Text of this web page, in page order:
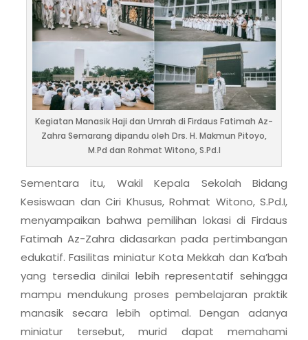
Kegiatan Manasik Haji dan Umrah di Firdaus Fatimah Az-
Zahra Semarang dipandu oleh Drs. H. Makmun Pitoyo,
M.Pd dan Rohmat Witono, S.Pd.I
Sementara itu, Wakil Kepala Sekolah Bidang
Kesiswaan dan Ciri Khusus, Rohmat Witono, S.Pd.I,
menyampaikan bahwa pemilihan lokasi di Firdaus
Fatimah Az-Zahra didasarkan pada pertimbangan
edukatif. Fasilitas miniatur Kota Mekkah dan Ka’bah
yang tersedia dinilai lebih representatif sehingga
mampu mendukung proses pembelajaran praktik
manasik secara lebih optimal. Dengan adanya
miniatur tersebut, murid dapat memahami